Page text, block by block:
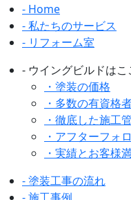
- Home
- 私たちのサービス
- リフォーム室
- ウイングビルドはこ
・塗装の価格
・多数の有資格
・徹底した施工
・アフターフォ
・実績とお客様
- 塗装工事の流れ